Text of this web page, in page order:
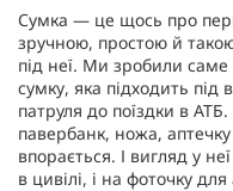
Сумка — це щось про
зручною, простою й
під неї. Ми зробили
сумку, яка підходить під
патруля до поїздки в
павербанк, ножа,
впорається. І вигляд у
в цивілі, і на фоточку